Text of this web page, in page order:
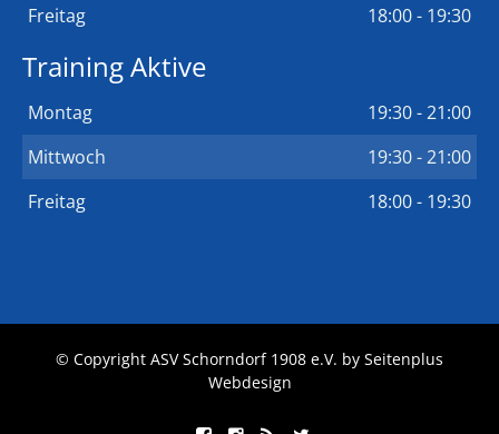
Freitag 18:00 - 19:30
Training Aktive
Montag
19:30 - 21:00
Mittwoch
19:30 - 21:00
Freitag
18:00 - 19:30
© Copyright ASV Schorndorf 1908 e.V. by Seitenplus
Webdesign